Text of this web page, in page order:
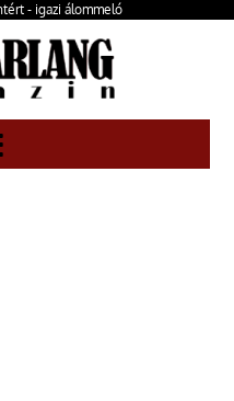
- igazi álommeló